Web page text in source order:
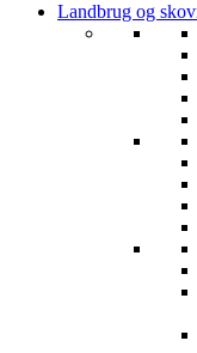
Landbrug og